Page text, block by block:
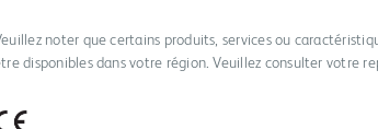
noter que certains produits, services ou
disponibles dans votre région. Veuillez consulter votre